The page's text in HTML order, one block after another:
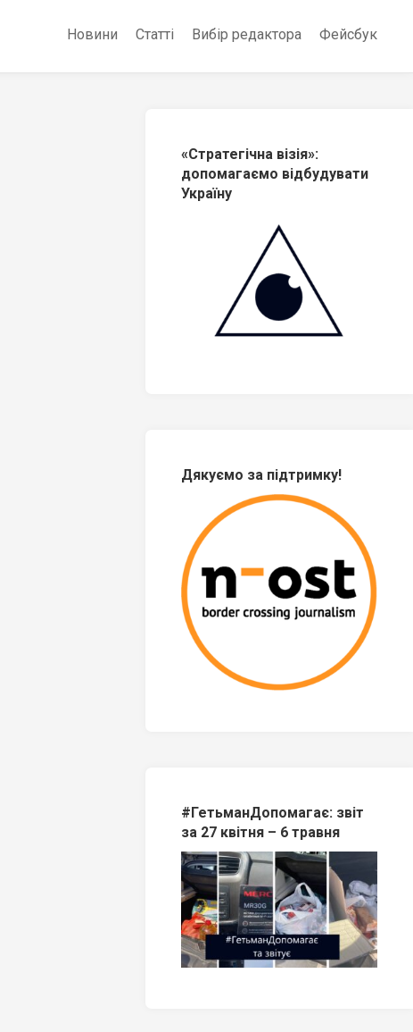
Новини Статті Вибір редактора Фейсбук
«Стратегічна візія»:
допомагаємо відбудувати
Україну
Дякуємо за підтримку!
#ГетьманДопомагає: звіт
за 27 квітня – 6 травня